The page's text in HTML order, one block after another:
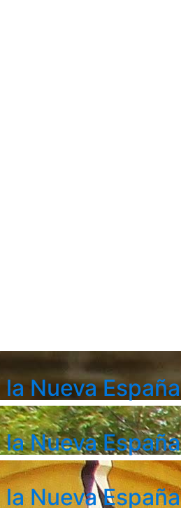
Nueva España
Nueva España
Nueva España